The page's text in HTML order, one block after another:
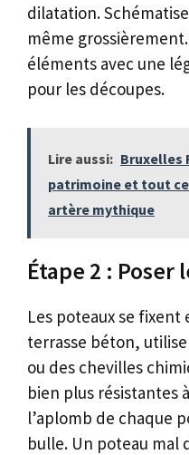
dilatation.
même
éléments avec une
pour les découpes.
Lire aussi: Bruxelles
patrimoine et tout
artère mythique
Étape 2 : Poser
Les poteaux se fixent
terrasse béton,
ou des chevilles
bien plus résistantes
l’aplomb de chaque
bulle. Un poteau mal